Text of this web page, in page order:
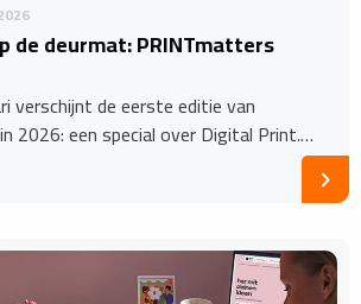
de deurmat: PRINTmatters
verschijnt de eerste editie van
2026: een special over Digital Print.…